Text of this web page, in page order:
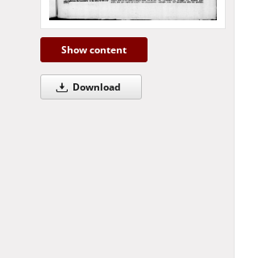
Show content
Download